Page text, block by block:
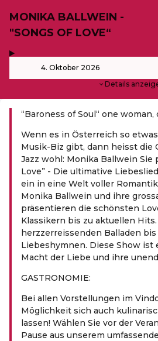
MONIKA BALLWEIN -
"SONGS OF LOVE“
4. Oktober 2026
Details
“Baroness of Soul“ one
Wenn es in Österreich so
Musik-Biz gibt, dann heisst die
Jazz wohl: Monika Ballwein Sie
Love” - Die ultimative
ein in eine Welt voller
Monika Ballwein und ihre
präsentieren die schönsten
Klassikern bis zu aktuellen Hits.
herzzerreissenden Balladen
Liebeshymnen. Diese Show ist
Macht der Liebe und ihre
GASTRONOMIE:
Bei allen Vorstellungen im
Möglichkeit sich auch
lassen! Wählen Sie vor der
Pause aus unserem